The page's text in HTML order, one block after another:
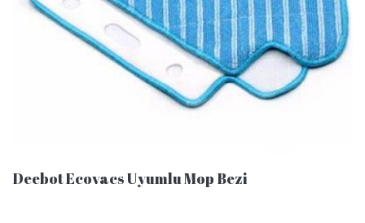
Deebot Ecovacs Uyumlu Mop Bezi